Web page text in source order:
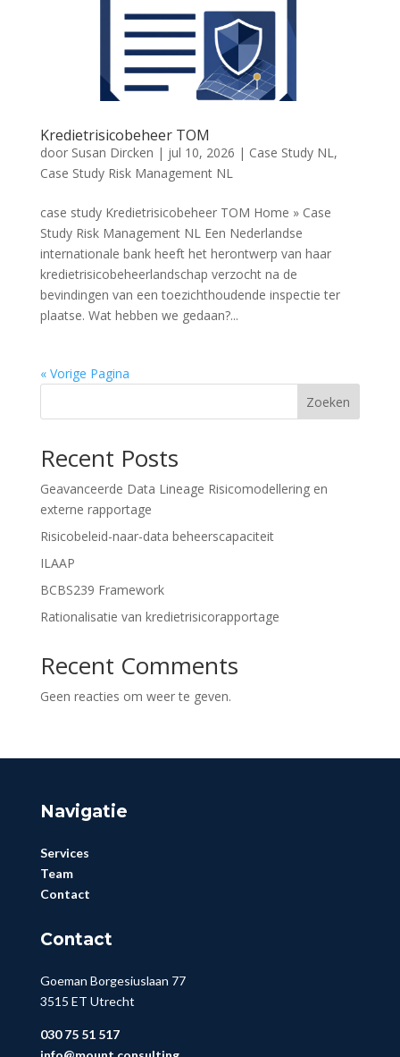
Kredietrisicobeheer TOM
door Susan Dircken | jul 10, 2026 | Case Study NL ,
Case Study Risk Management NL
case study Kredietrisicobeheer TOM Home » Case
Study Risk Management NL Een Nederlandse
internationale bank heeft het herontwerp van haar
kredietrisicobeheerlandschap verzocht na de
bevindingen van een toezichthoudende inspectie ter
plaatse. Wat hebben we gedaan?...
« Vorige Pagina
Zoeken
Recent Posts
Geavanceerde Data Lineage Risicomodellering en
externe rapportage
Risicobeleid-naar-data beheerscapaciteit
ILAAP
BCBS239 Framework
Rationalisatie van kredietrisicorapportage
Recent Comments
Geen reacties om weer te geven.
Navigatie
Services
Team
Contact
Contact
Goeman Borgesiuslaan 77
3515 ET Utrecht
030 75 51 517